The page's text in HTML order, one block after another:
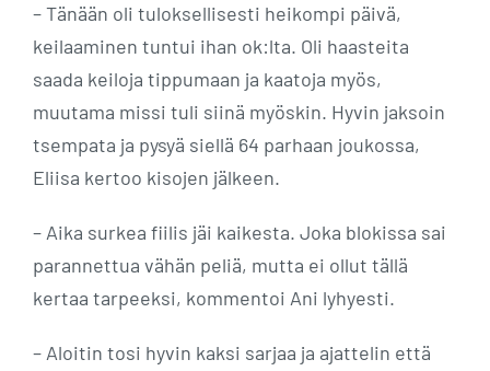
– Tänään oli tuloksellisesti heikompi päivä,
keilaaminen tuntui ihan ok:lta. Oli haasteita
saada keiloja tippumaan ja kaatoja myös,
muutama missi tuli siinä myöskin. Hyvin jaksoin
tsempata ja pysyä siellä 64 parhaan joukossa,
Eliisa kertoo kisojen jälkeen.
– Aika surkea fiilis jäi kaikesta. Joka blokissa sai
parannettua vähän peliä, mutta ei ollut tällä
kertaa tarpeeksi, kommentoi Ani lyhyesti.
– Aloitin tosi hyvin kaksi sarjaa ja ajattelin että